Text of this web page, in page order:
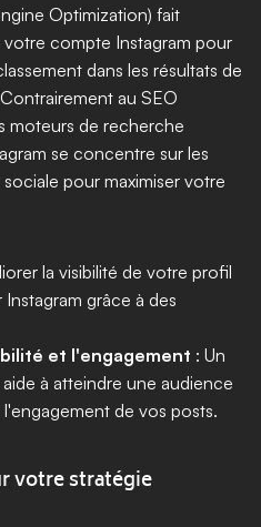
Optimization) fait
votre compte Instagram pour
dans les résultats de
au SEO
moteurs de recherche
se concentre sur les
pour maximiser votre
la visibilité de votre profil
grâce à des
et l'engagement : Un
à atteindre une audience
de vos posts.
votre stratégie